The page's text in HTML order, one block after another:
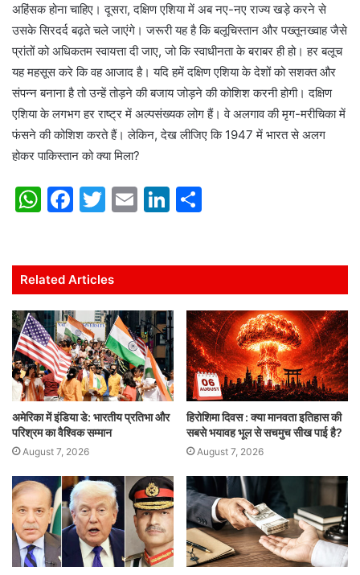
अहिंसक होना चाहिए। दूसरा, दक्षिण एशिया में अब नए-नए राज्य खड़े करने से
उसके सिरदर्द बढ़ते चले जाएंगे। जरूरी यह है कि बलूचिस्तान और पख्तूनख्वाह जैसे
प्रांतों को अधिकतम स्वायत्ता दी जाए, जो कि स्वाधीनता के बराबर ही हो। हर बलूच
यह महसूस करे कि वह आजाद है। यदि हमें दक्षिण एशिया के देशों को सशक्त और
संपन्न बनाना है तो उन्हें तोड़ने की बजाय जोड़ने की कोशिश करनी होगी। दक्षिण
एशिया के लगभग हर राष्ट्र में अल्पसंख्यक लोग हैं। वे अलगाव की मृग-मरीचिका में
फंसने की कोशिश करते हैं। लेकिन, देख लीजिए कि 1947 में भारत से अलग
होकर पाकिस्तान को क्या मिला?
W
s
A
p
p
F
e
b
o
o
k
T
er
E
l
Li
e
dI
n
e
Related Articles
अमेरिका में इंडिया डे: भारतीय प्रतिभा और
परिश्रम का वैश्विक सम्मान
August 7, 2026
हिरोशिमा दिवस : क्या मानवता इतिहास की
सबसे भयावह भूल से सचमुच सीख पाई है?
August 7, 2026